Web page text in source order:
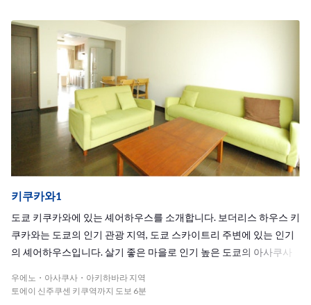
타선 이타바시구약쇼마에역에서 도심 각지에 이동이 가능해 통근 통
학에도 편리합니다. 역에서 하우스까지는 단 1분이기에 걷다보면 어
느새 집에 도착해 있을 겁니다.
키쿠카와1
도쿄 키쿠카와에 있는 셰어하우스를 소개합니다. 보더리스 하우스 키
쿠카와는 도쿄의 인기 관광 지역, 도쿄 스카이트리 주변에 있는 인기
의 셰어하우스입니다. 살기 좋은 마을로 인기 높은 도쿄의 아사쿠사
택가의 안에 있으며, 리폼을 통해 말끔해진 셰어하우스입니다. 키쿠
우에노・아사쿠사・아키하바라 지역
토에이 신주쿠센 키쿠역까지 도보 6분